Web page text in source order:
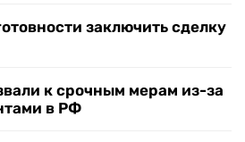
заключить сделку
к срочным мерам из-за
в РФ